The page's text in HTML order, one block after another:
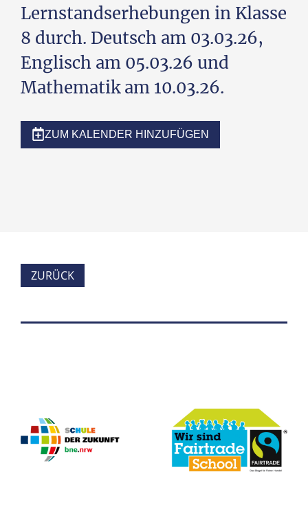
Lernstandserhebungen in Klasse
8 durch. Deutsch am 03.03.26,
Englisch am 05.03.26 und
Mathematik am 10.03.26.
ZUM KALENDER HINZUFÜGEN
ZURÜCK